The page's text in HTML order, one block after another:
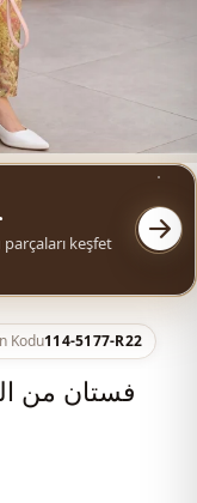
keşfet
Kodu114-5177-R22
فستان من